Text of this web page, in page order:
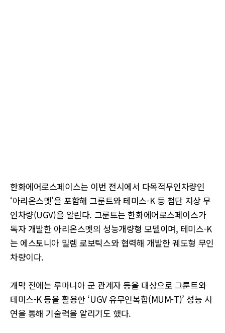
한화에어로스페이스는 이번 전시에서 다목적무인차량인
‘아리온스멧’을 포함해 그룬트와 테미스-K 등 첨단 지상 무
인차량(UGV)을 알린다. 그룬트는 한화에어로스페이스가
독자 개발한 아리온스멧의 성능개량형 모델이며, 테미스-K
는 에스토니아 밀렘 로보틱스와 협력해 개발한 궤도형 무인
차량이다.
개막 전에는 루마니아 군 관계자 등을 대상으로 그룬트와
테미스-K 등을 활용한 ‘UGV 유무인복합(MUM-T)’ 성능 시
연을 통해 기술력을 알리기도 했다.